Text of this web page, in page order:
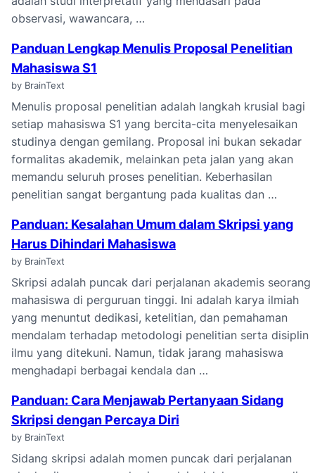
observasi, wawancara, …
Panduan Lengkap Menulis Proposal Penelitian
Mahasiswa S1
by BrainText
Menulis proposal penelitian adalah langkah krusial bagi
setiap mahasiswa S1 yang bercita-cita menyelesaikan
studinya dengan gemilang. Proposal ini bukan sekadar
formalitas akademik, melainkan peta jalan yang akan
memandu seluruh proses penelitian. Keberhasilan
penelitian sangat bergantung pada kualitas dan …
Panduan: Kesalahan Umum dalam Skripsi yang
Harus Dihindari Mahasiswa
by BrainText
Skripsi adalah puncak dari perjalanan akademis seorang
mahasiswa di perguruan tinggi. Ini adalah karya ilmiah
yang menuntut dedikasi, ketelitian, dan pemahaman
mendalam terhadap metodologi penelitian serta disiplin
ilmu yang ditekuni. Namun, tidak jarang mahasiswa
menghadapi berbagai kendala dan …
Panduan: Cara Menjawab Pertanyaan Sidang
Skripsi dengan Percaya Diri
by BrainText
Sidang skripsi adalah momen puncak dari perjalanan